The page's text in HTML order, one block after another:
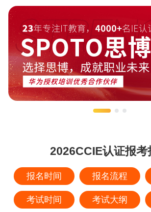
2026CCIE认证报考
报名时间 报名流程
考试时间 考试大纲